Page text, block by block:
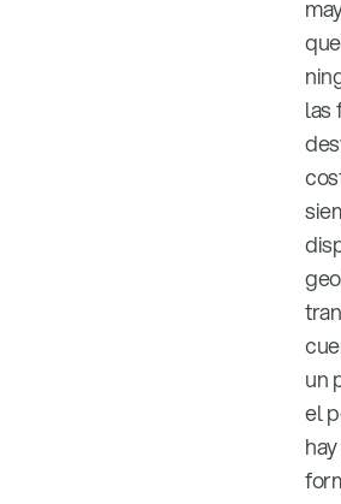
las
un
el